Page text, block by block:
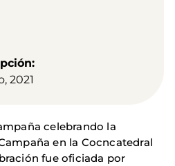
2021
celebrando la
en la Cocncatedral
fue oficiada por